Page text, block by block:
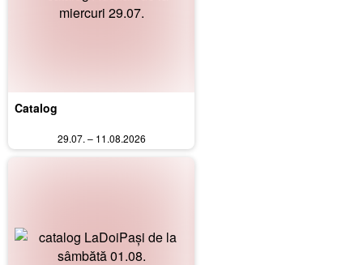
Catalog
29.07. – 11.08.2026